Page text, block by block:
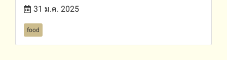
31 ม.ค. 2025
food